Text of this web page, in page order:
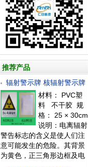
推荐产品
辐射警示牌 核辐射警示牌
材料： PVC塑
料 不干胶 规
格： 25 × 30cm
说明：电离辐射
警告标志的含义是使人们注
意可能发生的危险。其背景
为黄色，正三角形边框及电